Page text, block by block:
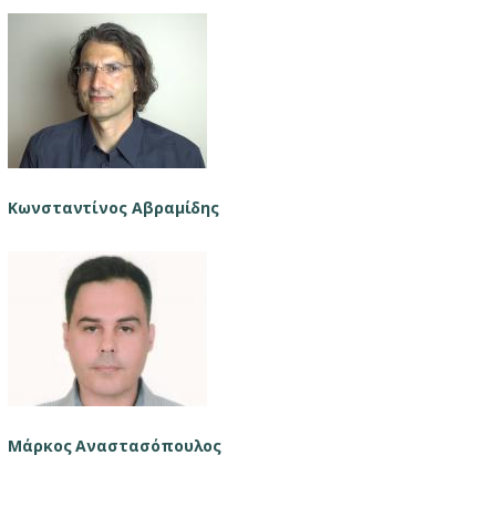
Κωνσταντίνος Αβραμίδης
Μάρκος Αναστασόπουλος